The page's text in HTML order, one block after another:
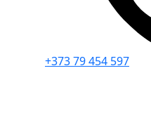
+373 79 454 597